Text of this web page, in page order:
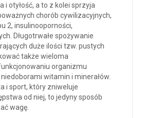
i otyłość, a to z kolei sprzyja
chorób cywilizacyjnych,
2, insulinooporności,
Długotrwałe spożywanie
duże ilości tzw. pustych
także wieloma
organizmu
witamin i minerałów.
i sport, który zniweluje
od niej, to jedyny sposób
wagę.